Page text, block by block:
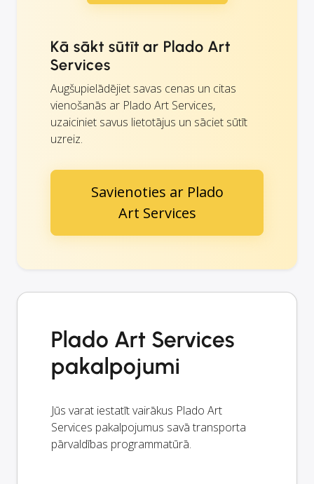
Kā sākt sūtīt ar Plado Art
Services
Augšupielādējiet savas cenas un citas
vienošanās ar Plado Art Services,
uzaiciniet savus lietotājus un sāciet sūtīt
uzreiz.
Savienoties ar Plado
Art Services
Plado Art Services
pakalpojumi
Jūs varat iestatīt vairākus Plado Art
Services pakalpojumus savā transporta
pārvaldības programmatūrā.